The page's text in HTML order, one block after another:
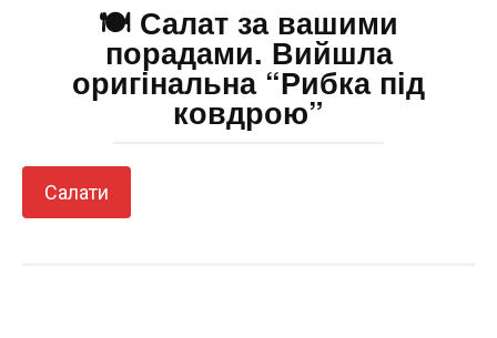
🍽️ Салат за вашими
порадами. Вийшла
оригінальна “Рибка під
ковдрою”
Салати